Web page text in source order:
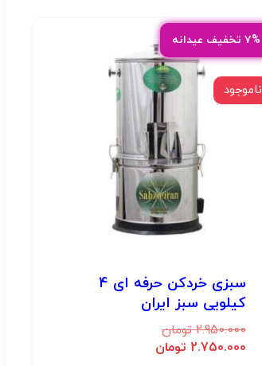
۷% تخفیف عیدانه
ناموجود
سبزی خردکن حرفه ای 4
کیلویی سبز ایران
2.950.000 تومان
2.750.000 تومان